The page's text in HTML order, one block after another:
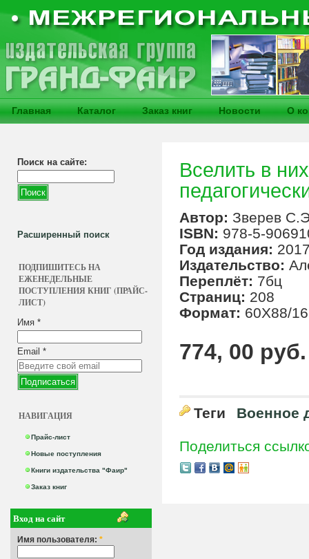
Главная Каталог Заказ книг Новости О
Поиск на сайте:
Расширенный поиск
ПОДПИШИТЕСЬ НА
ЕЖЕНЕДЕЛЬНЫЕ
ПОСТУПЛЕНИЯ КНИГ (ПРАЙС-
ЛИСТ)
Имя *
Email *
НАВИГАЦИЯ
Прайс-лист
Новые поступления
Книги издательства "Фаир"
Заказ книг
Вход на сайт
Имя пользователя: *
Вселить в
Автор: Зверев
ISBN: 978-5-
Год издания:
Издательство:
Переплёт: 7бц
Страниц: 208
Формат: 60Х88/16
774, 00 руб.
Теги Военное
Поделиться